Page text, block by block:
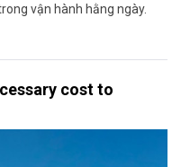
vận hành hằng ngày.
cost to